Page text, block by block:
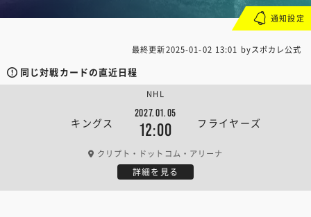
最終更新2025-01-02 13:01 byスポカレ公式
同じ対戦カードの直近日程
キングス
2027.01.05
12:00 フライヤーズ
NHL
クリプト・ドットコム・アリーナ
詳細を見る
通知設定